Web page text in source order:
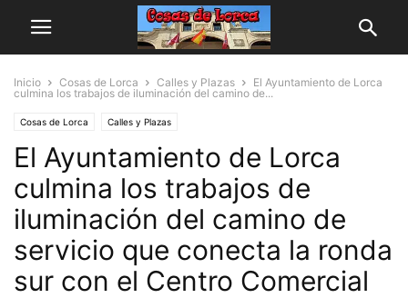
Inicio Cosas de Lorca Calles y Plazas
El Ayuntamiento de Lorca
culmina los trabajos de iluminación del camino de...
Cosas de Lorca Calles y Plazas
El Ayuntamiento de Lorca
culmina los trabajos de
iluminación del camino de
servicio que conecta la ronda
sur con el Centro Comercial